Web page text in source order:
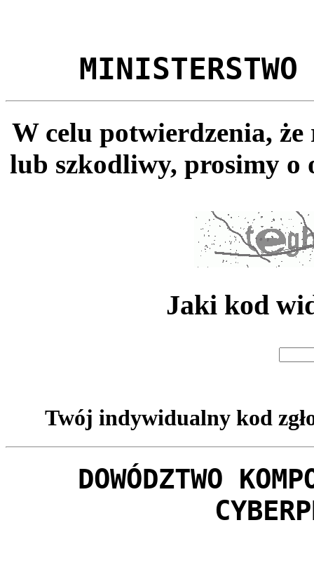
MINISTERSTWO
W celu potwierdzenia,
lub szkodliwy, prosimy o
Jaki kod
Twój indywidualny kod
DOWÓDZTWO